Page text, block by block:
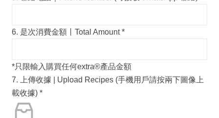
6. 是次消費金額丨Total Amount*
*只限輸入購買任何extra®️產品金額
7. 上傳收據 | Upload Recipes (手機用戶請按兩下圖像上
載收據) *